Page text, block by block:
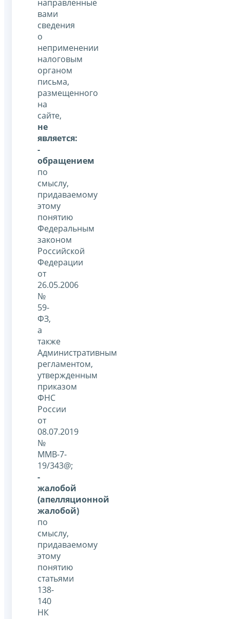
направленные
вами
сведения
о
неприменении
налоговым
органом
письма,
размещенного
на
сайте,
не
является:
-
обращением
по
смыслу,
придаваемому
этому
понятию
Федеральным
законом
Российской
Федерации
от
26.05.2006
№
59-
ФЗ,
а
также
Административным
регламентом,
утвержденным
приказом
ФНС
России
от
08.07.2019
№
ММВ-7-
19/343@;
-
жалобой
(апелляционной
жалобой)
по
смыслу,
придаваемому
этому
понятию
статьями
138-
140
НК